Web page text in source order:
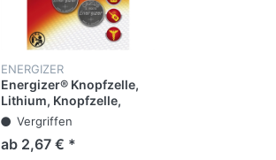
ENERGIZER
Energizer® Knopfzelle,
Lithium, Knopfzelle,
CR2025, 3 V, 163 mAh (2
Stück)
Vergriffen
ab 2,67 € *